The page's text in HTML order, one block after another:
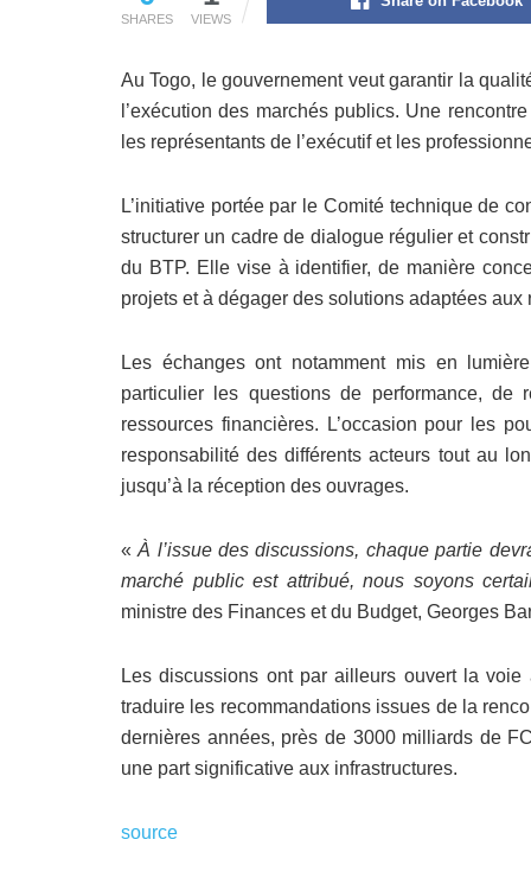
SHARES VIEWS
Au Togo, le gouvernement veut garantir la
l’exécution des marchés publics. Une
les représentants de l’exécutif et les
L’initiative portée par le Comité technique de
structurer un cadre de dialogue régulier et
du BTP. Elle vise à identifier, de manière
projets et à dégager des solutions adaptées aux
Les échanges ont notamment mis en
particulier les questions de performance, de
ressources financières. L’occasion pour les
responsabilité des différents acteurs tout au
jusqu’à la réception des ouvrages.
«À l’issue des discussions, chaque partie
marché public est attribué, nous soyons
ministre des Finances et du Budget, Georges
Les discussions ont par ailleurs ouvert la
traduire les recommandations issues de la
dernières années, près de 3000 milliards de
une part significative aux infrastructures.
source